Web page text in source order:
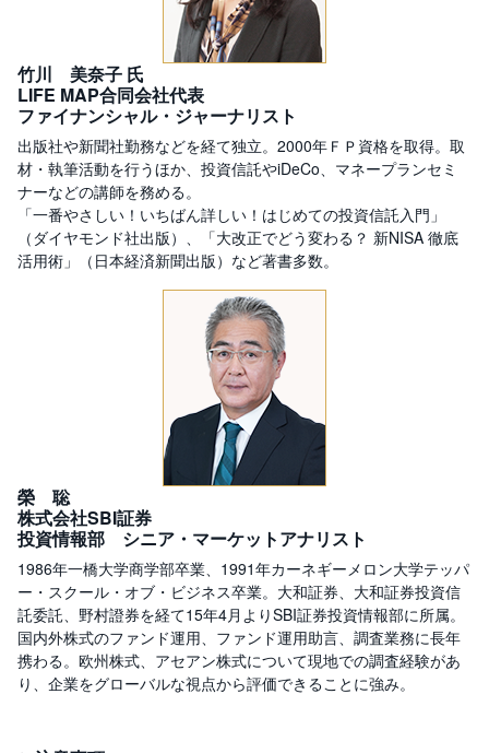
プ
ロ
ボ
ア
ド
(
R
B
O
P
R
竹川 美奈子 氏
LIFE MAP合同会社代表
ファイナンシャル・ジャーナリスト
出版社や新聞社勤務などを経て独立。2000年ＦＰ資格を取得。取
材・執筆活動を行うほか、投資信託やiDeCo、マネープランセミ
ナーなどの講師を務める。
「一番やさしい！いちばん詳しい！はじめての投資信託入門」
（ダイヤモンド社出版）、「大改正でどう変わる？ 新NISA 徹底
活用術」（日本経済新聞出版）など著書多数。
榮 聡
株式会社SBI証券
投資情報部 シニア・マーケットアナリスト
1986年一橋大学商学部卒業、1991年カーネギーメロン大学テッパ
ー・スクール・オブ・ビジネス卒業。大和証券、大和証券投資信
託委託、野村證券を経て15年4月よりSBI証券投資情報部に所属。
国内外株式のファンド運用、ファンド運用助言、調査業務に長年
携わる。欧州株式、アセアン株式について現地での調査経験があ
り、企業をグローバルな視点から評価できることに強み。